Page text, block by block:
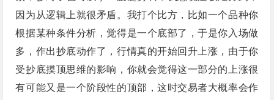
因为从逻辑上就很矛盾。我打个比方，比如一个品种你
根据某种条件分析，觉得是一个底部了，于是你入场做
多，作出抄底动作了，行情真的开始回升上涨，由于你
受抄底摸顶思维的影响，你就会觉得这一部分的上涨很
有可能又是一个阶段性的顶部，这时交易者大概率会作